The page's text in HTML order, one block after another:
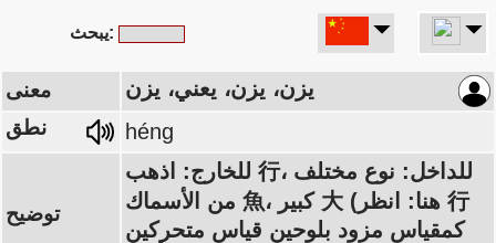
يبحث:
معنى يزن، يزن، يعني، يزن
نطق héng
توضيح
للخارج: اذهب 行، للداخل: نوع مختلف
من الأسماك 魚، كبير 大 (هنا: انظر 行
كمقياس مزود بلوحين قياس متحركين